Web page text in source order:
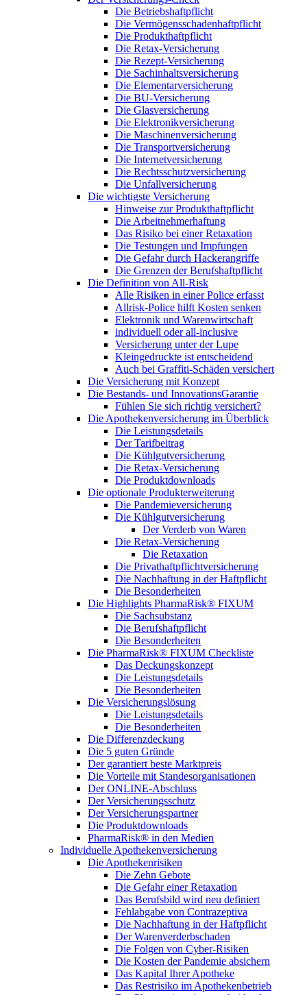
Die Betriebshaftpflicht
Die Vermögensschadenhaftpflicht
Die Produkthaftpflicht
Die Retax-Versicherung
Die Rezept-Versicherung
Die Sachinhaltsversicherung
Die Elementarversicherung
Die BU-Versicherung
Die Glasversicherung
Die Elektronikversicherung
Die Maschinenversicherung
Die Transportversicherung
Die Internetversicherung
Die Rechtsschutzversicherung
Die Unfallversicherung
Die wichtigste Versicherung
Hinweise zur Produkthaftpflicht
Die Arbeitnehmerhaftung
Das Risiko bei einer Retaxation
Die Testungen und Impfungen
Die Gefahr durch Hackerangriffe
Die Grenzen der Berufshaftpflicht
Die Definition von All-Risk
Alle Risiken in einer Police erfasst
Allrisk-Police hilft Kosten senken
Elektronik und Warenwirtschaft
individuell oder all-inclusive
Versicherung unter der Lupe
Kleingedruckte ist entscheidend
Auch bei Graffiti-Schäden versichert
Die Versicherung mit Konzept
Die Bestands- und InnovationsGarantie
Fühlen Sie sich richtig versichert?
Die Apothekenversicherung im Überblick
Die Leistungsdetails
Der Tarifbeitrag
Die Kühlgutversicherung
Die Retax-Versicherung
Die Produktdownloads
Die optionale Produkterweiterung
Die Pandemieversicherung
Die Kühlgutversicherung
Der Verderb von Waren
Die Retax-Versicherung
Die Retaxation
Die Privathaftpflichtversicherung
Die Nachhaftung in der Haftpflicht
Die Besonderheiten
Die Highlights PharmaRisk® FIXUM
Die Sachsubstanz
Die Berufshaftpflicht
Die Besonderheiten
Die PharmaRisk® FIXUM Checkliste
Das Deckungskonzept
Die Leistungsdetails
Die Besonderheiten
Die Versicherungslösung
Die Leistungsdetails
Die Besonderheiten
Die Differenzdeckung
Die 5 guten Gründe
Der garantiert beste Marktpreis
Die Vorteile mit Standesorganisationen
Der ONLINE-Abschluss
Der Versicherungsschutz
Der Versicherungspartner
Die Produktdownloads
PharmaRisk® in den Medien
Individuelle Apothekenversicherung
Die Apothekenrisiken
Die Zehn Gebote
Die Gefahr einer Retaxation
Das Berufsbild wird neu definiert
Fehlabgabe von Contrazeptiva
Die Nachhaftung in der Haftpflicht
Der Warenverderbschaden
Die Folgen von Cyber-Risiken
Die Kosten der Pandemie absichern
Das Kapital Ihrer Apotheke
Das Restrisiko im Apothekenbetrieb